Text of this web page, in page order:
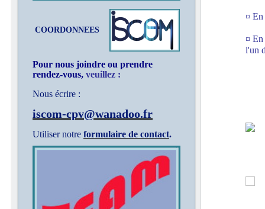
COORDONNEES
Pour nous joindre ou prendre
rendez-vous, veuillez :
Nous écrire :
iscom-cpv@wanadoo.fr
Utiliser notre formulaire de contact.
¤ En
¤
l'un